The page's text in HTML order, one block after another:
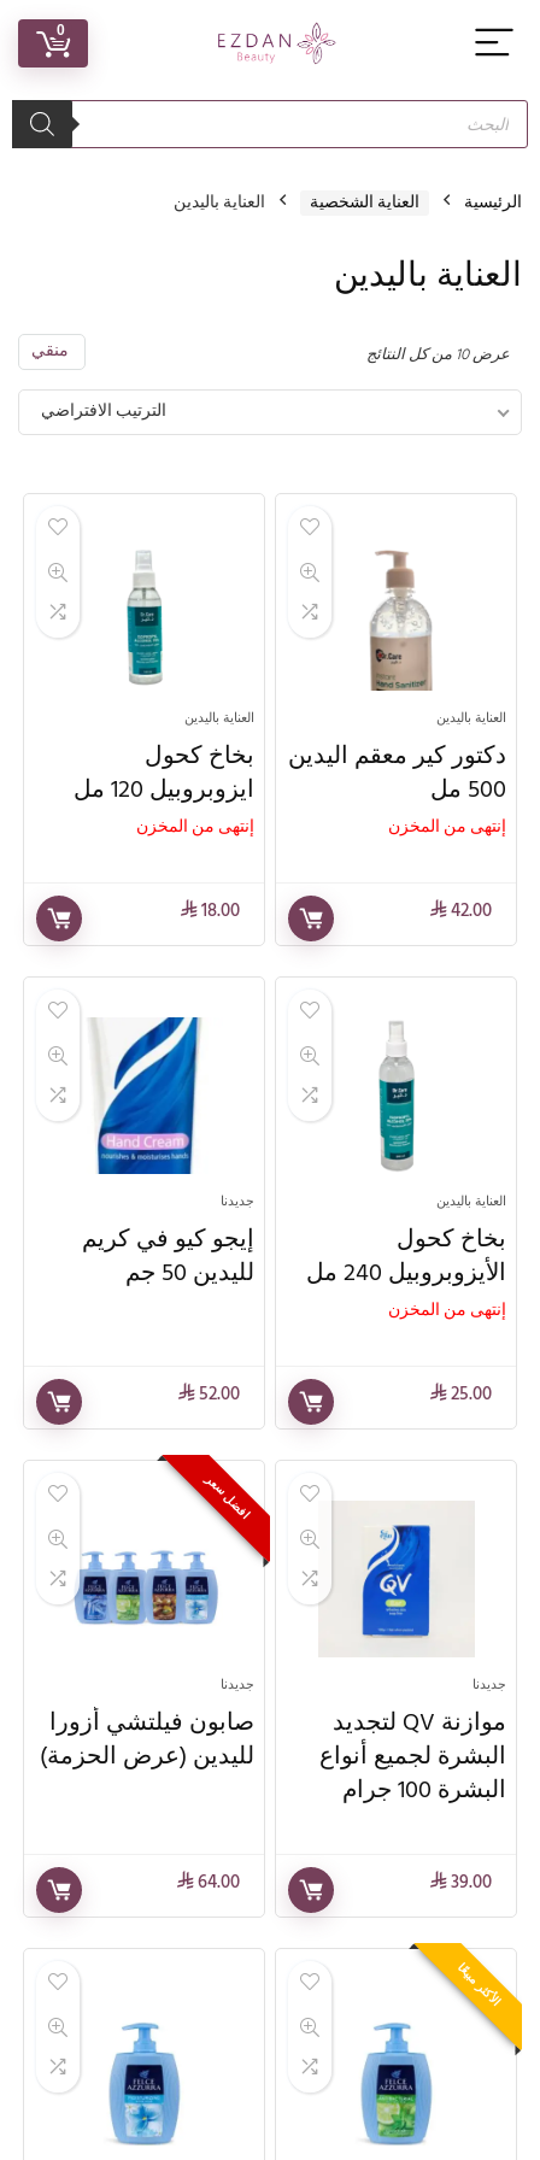
0
الرئيسية العناية الشخصية العناية باليدين
العناية باليدين
منقي عرض ⁦10⁩ من كل النتائج
الترتيب الافتراضي
العناية باليدين
دكتور كير معقم اليدين
500 مل
إنتهى من المخزن
⃁42.00
العناية باليدين
بخاخ كحول
ايزوبروبيل 120 مل
إنتهى من المخزن
⃁18.00
العناية باليدين
بخاخ كحول
الأيزوبروبيل 240 مل
إنتهى من المخزن
⃁25.00
جديدنا
إيجو كيو في كريم
لليدين 50 جم
⃁52.00
جديدنا
موازنة QV لتجديد
البشرة لجميع أنواع
البشرة 100 جرام
⃁39.00
افضل سعر
جديدنا
صابون فيلتشي أزورا
لليدين (عرض الحزمة)
⃁64.00
الأكثر مبيعًا